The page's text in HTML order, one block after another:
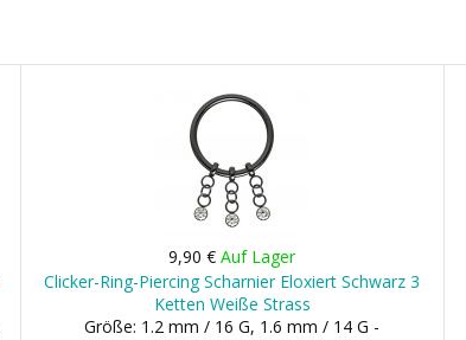
9,90 €Auf Lager
Clicker-Ring-Piercing Scharnier Eloxiert Schwarz 3
Ketten Weiße Strass
Größe: 1.2 mm / 16 G, 1.6 mm / 14 G -